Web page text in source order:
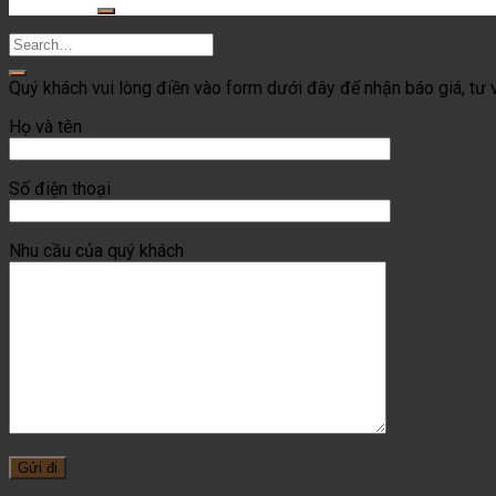
Quý khách vui lòng điền vào form dưới đây để nhận báo giá,
Họ và tên
Số điện thoại
Nhu cầu của quý khách